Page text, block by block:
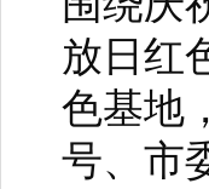
放日红
色基地
号、市